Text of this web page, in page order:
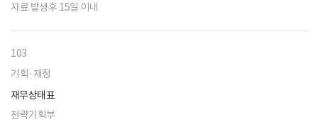
자료 발생후 15일 이내
103
기획·재정
재무상태표
전략기획부